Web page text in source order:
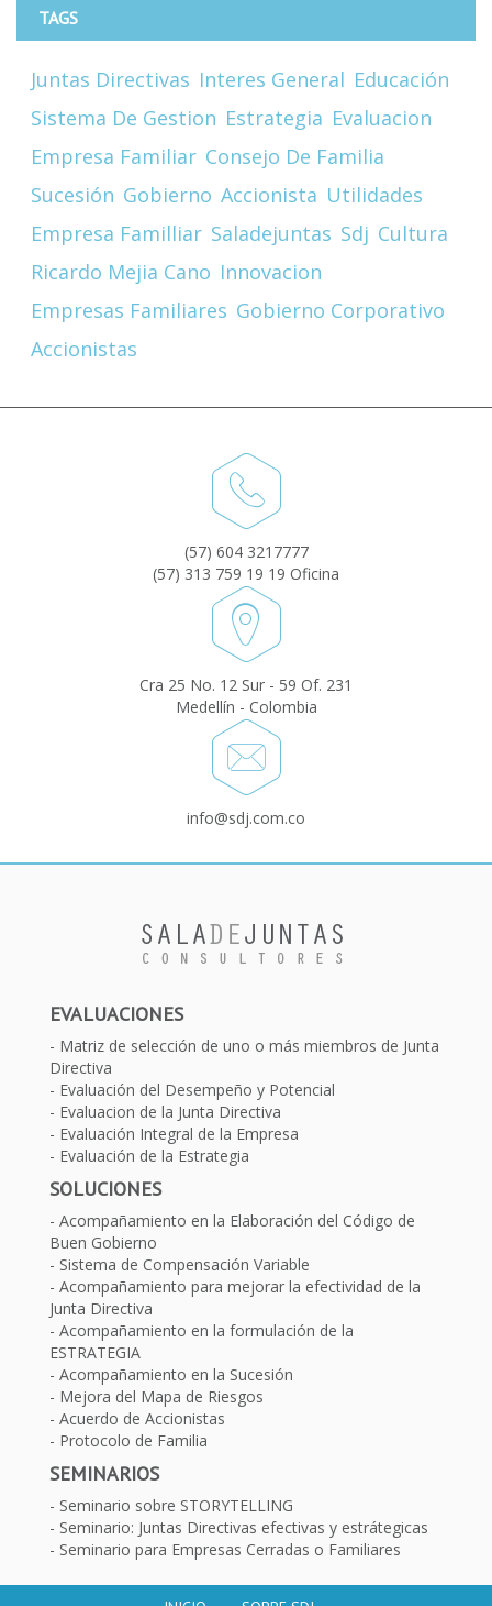
TAGS
Juntas Directivas Interes General Educación
Sistema De Gestion Estrategia Evaluacion
Empresa Familiar Consejo De Familia
Sucesión Gobierno Accionista Utilidades
Empresa Familliar Saladejuntas Sdj Cultura
Ricardo Mejia Cano Innovacion
Empresas Familiares Gobierno Corporativo
Accionistas
(57) 604 3217777
(57) 313 759 19 19 Oficina
Cra 25 No. 12 Sur - 59 Of. 231
Medellín - Colombia
info@sdj.com.co
EVALUACIONES
Matriz de selección de uno o más miembros de Junta
Directiva
Evaluación del Desempeño y Potencial
Evaluacion de la Junta Directiva
Evaluación Integral de la Empresa
Evaluación de la Estrategia
SOLUCIONES
Acompañamiento en la Elaboración del Código de
Buen Gobierno
Sistema de Compensación Variable
Acompañamiento para mejorar la efectividad de la
Junta Directiva
Acompañamiento en la formulación de la
ESTRATEGIA
Acompañamiento en la Sucesión
Mejora del Mapa de Riesgos
Acuerdo de Accionistas
Protocolo de Familia
SEMINARIOS
Seminario sobre STORYTELLING
Seminario: Juntas Directivas efectivas y estrátegicas
Seminario para Empresas Cerradas o Familiares